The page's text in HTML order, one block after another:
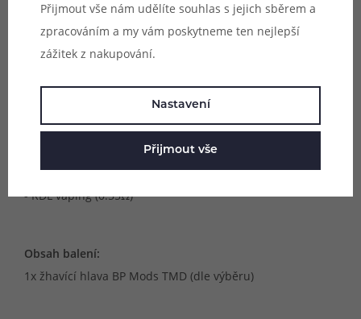
Kompatibilní zařízení:
- BP Mods Pioneer S Tank (2,5ml a 4ml)
- MTL vaping (1.05Ω)
- RDL vaping (0.55Ω)
Obsah balení:
1x žhavící hlava BP Mods TMD (dle výběru)
Přijmout vše nám udělíte souhlas s jejich sběrem a
zpracováním a my vám poskytneme ten nejlepší
zážitek z nakupování.
Nastavení
Přijmout vše